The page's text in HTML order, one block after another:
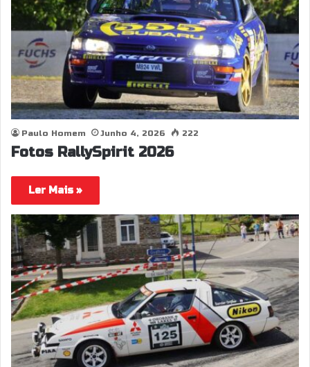
Paulo Homem Junho 4, 2026 222
Fotos RallySpirit 2026
Ler Mais »